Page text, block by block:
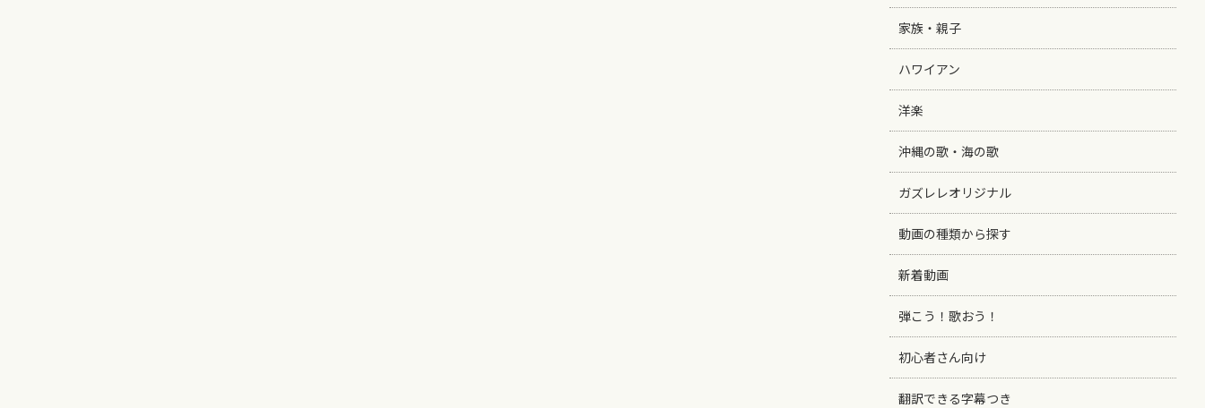
家族・親子
ハワイアン
洋楽
沖縄の歌・海の歌
ガズレレオリジナル
動画の種類から探す
新着動画
弾こう！歌おう！
初心者さん向け
翻訳できる字幕つき